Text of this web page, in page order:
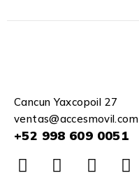
Cancun Yaxcopoil 27
ventas@accesmovil.com
+52 998 609 0051